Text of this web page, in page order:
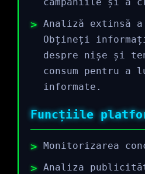
campaniile și a
Analiză extinsă
Obțineți
despre nișe și
consum pentru a
informate.
Funcțiile
Monitorizarea
Analiza